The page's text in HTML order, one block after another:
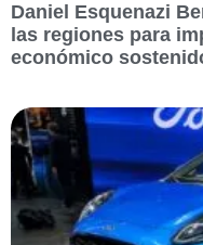
Daniel Esquenazi
las regiones para
económico